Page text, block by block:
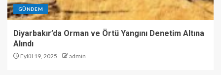
GÜNDEM
Diyarbakır’da Orman ve Örtü Yangını Denetim Altına
Alındı
Eylül 19, 2025 admin